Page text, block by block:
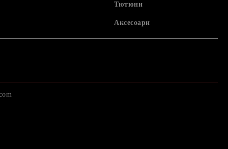
Тютюни
Аксесоари